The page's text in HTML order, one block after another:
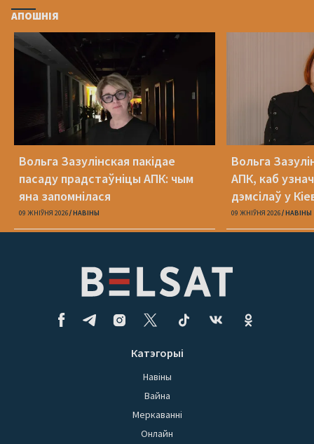
АПОШНІЯ
Вольга Зазулінская пакідае
пасаду прадстаўніцы АПК: чым
яна запомнілася
09 ЖНІЎНЯ 2026 НАВІНЫ
Вольга
АПК, каб
дэмсілаў у
Юлія Міцкевіч
09 ЖНІЎНЯ 2026 НАВІНЫ
Катэгорыі
Навіны
Вайна
Меркаванні
Онлайн